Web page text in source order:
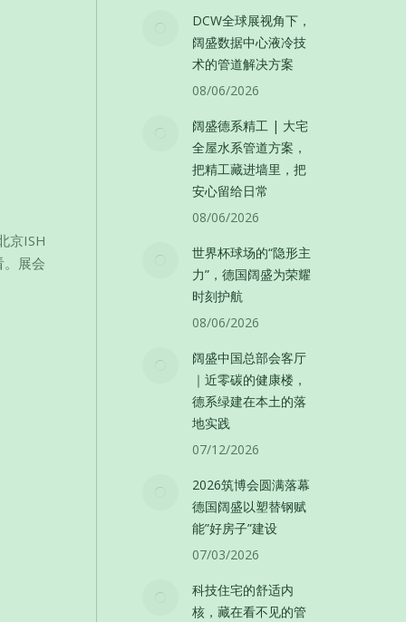
京ISH
展会
DCW全球展视角下，
阔盛数据中心液冷技
术的管道解决方案
08/06/2026
阔盛德系精工 | 大宅
全屋水系管道方案，
把精工藏进墙里，把
安心留给日常
08/06/2026
世界杯球场的“隐形主
力”，德国阔盛为荣耀
时刻护航
08/06/2026
阔盛中国总部会客厅
｜近零碳的健康楼，
德系绿建在本土的落
地实践
07/12/2026
2026筑博会圆满落幕
德国阔盛以塑替钢赋
能”好房子”建设
07/03/2026
科技住宅的舒适内
核，藏在看不见的管